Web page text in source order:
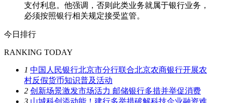
支付利息。他强调，否则此类业务就属于银行业务，
必须按照银行相关规定接受监管。
今日排行
RANKING TODAY
1 中国人民银行北京市分行联合北京农商银行开展农
村反假货币知识普及活动
2 创新场景激发市场活力 邮储银行多措并举促消费
3 山城科创添动能！建行多举措破解科技企业融资难